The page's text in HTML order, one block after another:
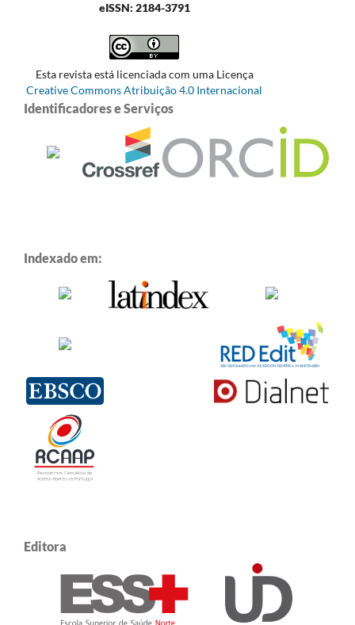
eISSN: 2184-3791
Esta revista está licenciada com uma Licença
Creative Commons Atribuição 4.0 Internacional
Identificadores e Serviços
Indexado em:
Editora